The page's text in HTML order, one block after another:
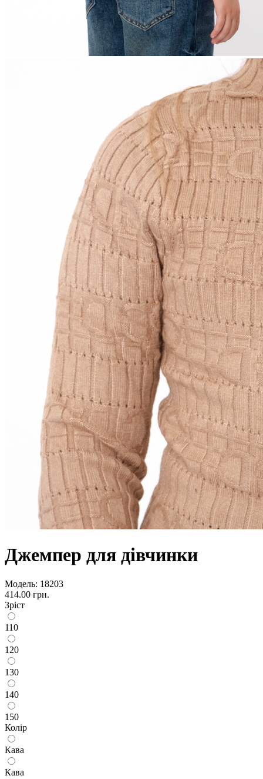
Джемпер для дівчинки
Модель: 18203
414.00 грн.
Зріст
110
120
130
140
150
Колір
Кава
Кава